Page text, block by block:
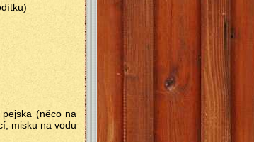
(něco na
misku na vodu